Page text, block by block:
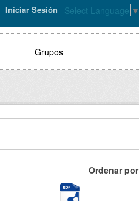
Select Language ▼
Iniciar Sesión
Grupos
Ordenar por